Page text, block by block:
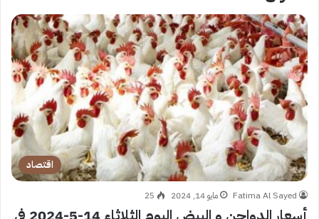
اقتصاد
Fatima Al Sayed مايو 14, 2024 25